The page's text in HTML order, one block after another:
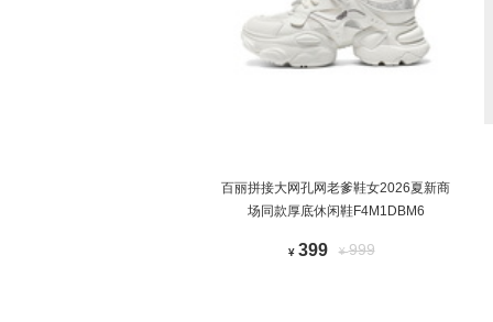
百丽拼接大网孔网老爹鞋女2026夏新商
场同款厚底休闲鞋F4M1DBM6
¥ 399 ¥999